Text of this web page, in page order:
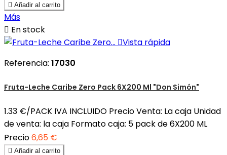
 Añadir al carrito
Más
 En stock
Vista rápida
Referencia: 17030
Fruta-Leche Caribe Zero Pack 6X200 Ml "Don Simón"
1.33 €/PACK IVA INCLUIDO Precio Venta: La caja Unidad
de venta: la caja Formato caja: 5 pack de 6X200 ML
Precio6,65 €
 Añadir al carrito